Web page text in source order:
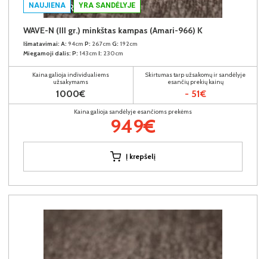
NAUJIENA YRA SANDĖLYJE
WAVE-N (III gr.) minkštas kampas (Amari-966) K
Išmatavimai: A: 94cm P: 267cm G: 192cm
Miegamoji dalis: P: 143cm I: 230cm
Kaina galioja individualiems
užsakymams
1000€
Skirtumas tarp užsakomų ir sandėlyje
esančių prekių kainų
- 51€
Kaina galioja sandėlyje esančioms prekėms
949€
Į krepšelį